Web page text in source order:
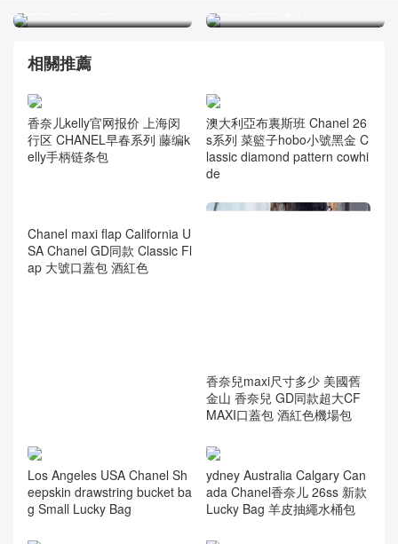
pattern cowhide
size, suede grey
相關推薦
香奈儿kelly官网报价 上海闵
行区 CHANEL早春系列 藤编k
elly手柄链条包
澳大利亞布裏斯班 Chanel 26
s系列 菜籃子hobo小號黑金 C
lassic diamond pattern cowhi
de
香奈兒maxi尺寸多少 美國舊
金山 香奈兒 GD同款超大CF
MAXI口蓋包 酒紅色機場包
Los Angeles USA Chanel Sh
eepskin drawstring bucket ba
g Small Lucky Bag
ydney Australia Calgary Can
ada Chanel香奈儿 26ss 新款
Lucky Bag 羊皮抽繩水桶包